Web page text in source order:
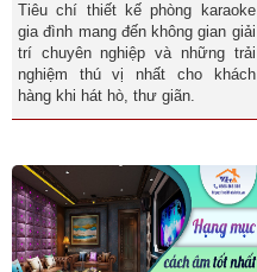
Tiêu chí thiết kế phòng karaoke
gia đình mang đến không gian giải
trí chuyên nghiệp và những trải
nghiệm thú vị nhất cho khách
hàng khi hát hò, thư giãn.